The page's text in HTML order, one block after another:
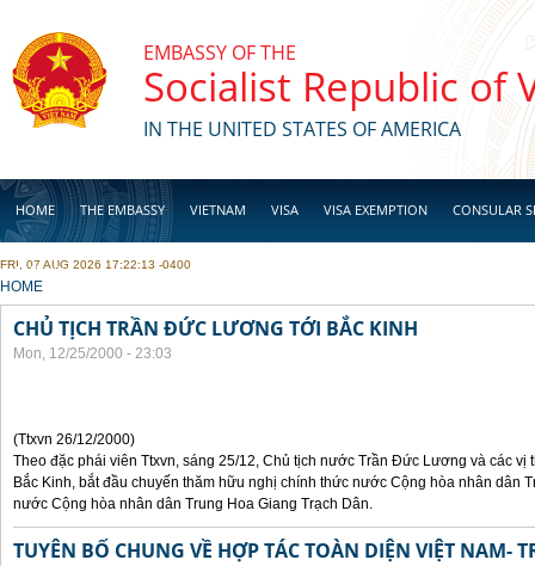
EMBASSY OF THE
Socialist Republic of
IN THE UNITED STATES OF AMERICA
HOME THE EMBASSY VIETNAM VISA VISA EXEMPTION CONSULAR
BUSINESS
FRI, 07 AUG 2026 17:22:13 -0400
YOU ARE HERE
HOME
CHỦ TỊCH TRẦN ĐỨC LƯƠNG TỚI BẮC KINH
Mon, 12/25/2000 - 23:03
(Ttxvn 26/12/2000)
Theo đặc phái viên Ttxvn, sáng 25/12, Chủ tịch nước Trần Đức Lương và các
Bắc Kinh, bắt đầu chuyến thăm hữu nghị chính thức nước Cộng hòa nhân dân
nước Cộng hòa nhân dân Trung Hoa Giang Trạch Dân.
TUYÊN BỐ CHUNG VỀ HỢP TÁC TOÀN DIỆN VIỆT NAM-